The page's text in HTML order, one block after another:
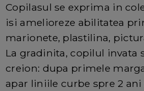
Copilasul se exprima in
isi amelioreze abilitatea
marionete, plastilina,
La gradinita, copilul invata
creion: dupa primele
apar liniile curbe spre 2